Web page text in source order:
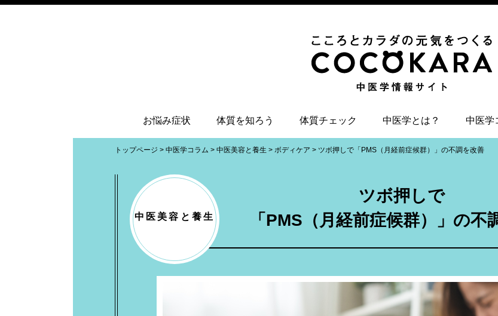
お悩み症状 体質を知ろう 体質チェック 中医学とは？ 中医学
トップページ > 中医学コラム > 中医美容と養生 > ボディケア > ツボ押しで 「PMS（月経前症候群）」の不調を改善
中医美容と養生
ツボ押しで
「PMS（月経前症候群）」の不